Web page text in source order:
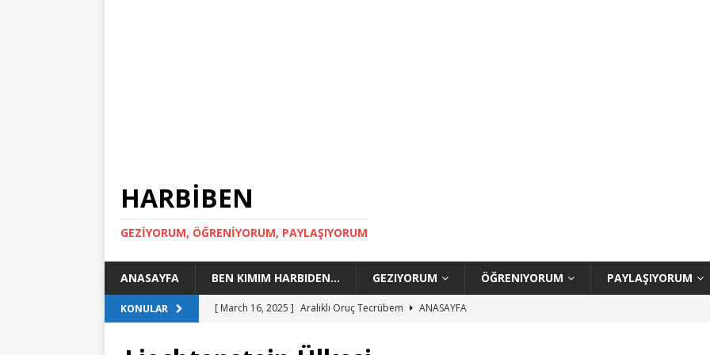
HARBİBEN
GEZİYORUM, ÖĞRENİYORUM, PAYLAŞIYORUM
ANASAYFA BEN KIMIM HARBIDEN… GEZIYORUM ÖĞRENIYORUM PAYLAŞIYORUM
KONULAR [ March 16, 2025 ] Aralıklı Oruç Tecrübem
ANASAYFA